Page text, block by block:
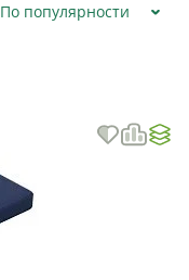
По популярности